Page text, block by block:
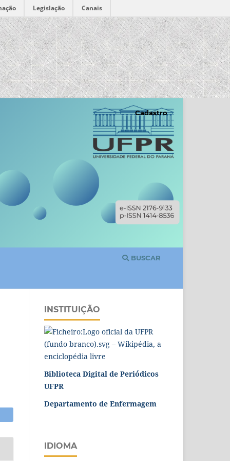
Legislação Canais
BUSCAR
Cadastro
INSTITUIÇÃO
Biblioteca Digital de Periódicos
UFPR
Departamento de Enfermagem
IDIOMA